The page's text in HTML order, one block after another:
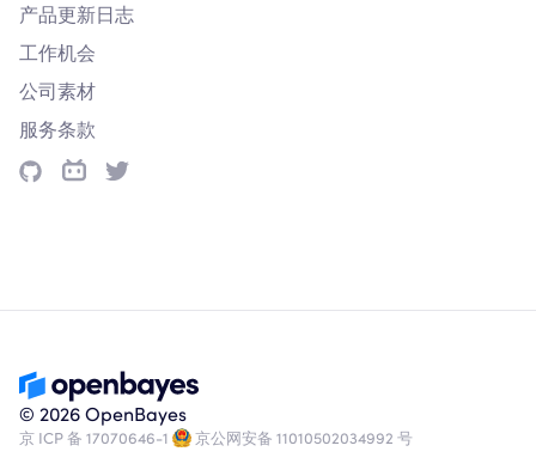
产品更新日志
工作机会
公司素材
服务条款
© 2026 OpenBayes
京 ICP 备 17070646-1 京公网安备 11010502034992 号